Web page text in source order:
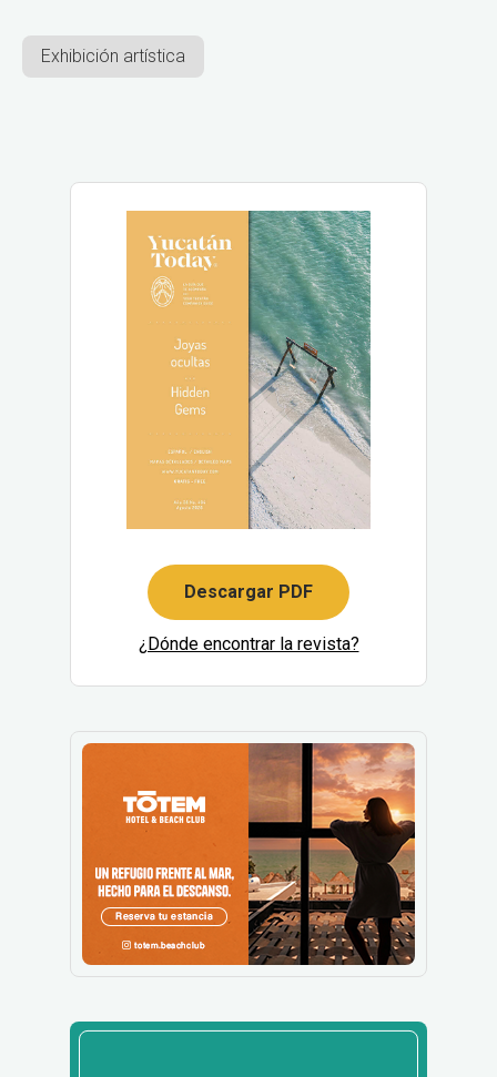
Exhibición artística
Descargar PDF
¿Dónde encontrar la revista?